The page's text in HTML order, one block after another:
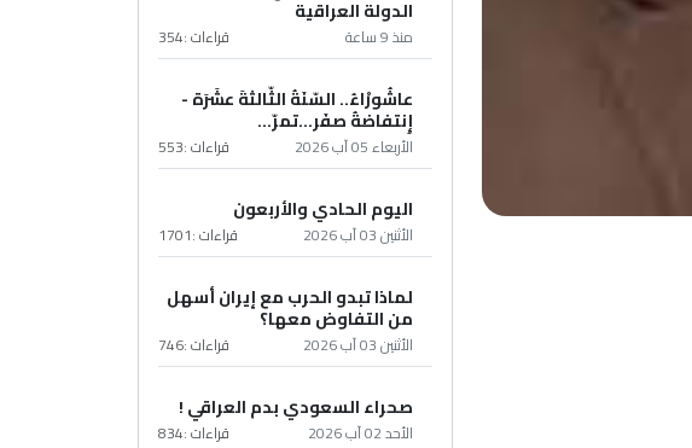
الدولة العراقية
منذ 9 ساعة قراءات :354
عاشُورْاءُ.. السّنَةُ الثّالثةَ عشَرَة -
إِنتفاضةُ صفَر…تمرّ...
الأربعاء 05 آب 2026 قراءات :553
اليوم الحادي والأربعون
الأثنين 03 آب 2026 قراءات :1701
لماذا تبدو الحرب مع إيران أسهل
من التفاوض معها؟
الأثنين 03 آب 2026 قراءات :746
صحراء السعودي بدم العراقي !
الأحد 02 آب 2026 قراءات :834